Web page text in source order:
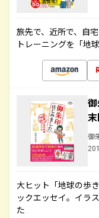
旅先で、近所で、自
トレーニングを「地
御
大ヒット「地球の歩
ックエッセイ。イラ
た